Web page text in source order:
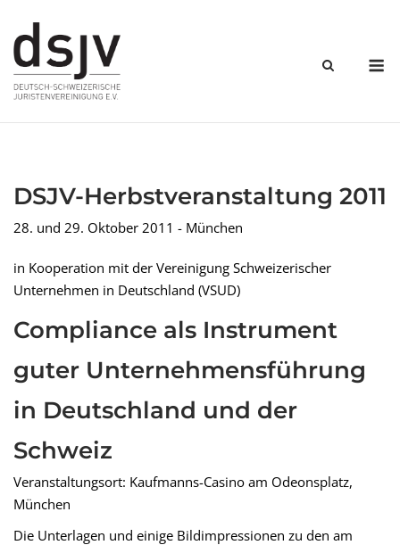
content
DSJV-Herbstveranstaltung 2011
28. und 29. Oktober 2011 - München
in Kooperation mit der Vereinigung Schweizerischer
Unternehmen in Deutschland (VSUD)
Compliance als Instrument
guter Unternehmensführung
in Deutschland und der
Schweiz
Veranstaltungsort: Kaufmanns-Casino am Odeonsplatz,
München
Die Unterlagen und einige Bildimpressionen zu den am